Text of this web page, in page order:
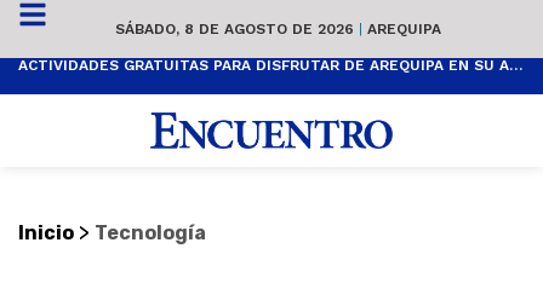
SÁBADO, 8 DE AGOSTO DE 2026 | AREQUIPA
ACTIVIDADES GRATUITAS PARA DISFRUTAR DE AREQUIPA EN SU ANIVERSARIO
Inicio > Tecnología